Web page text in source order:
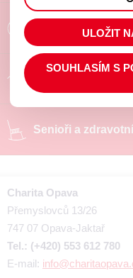
Poradíme a
Chráněné
Senioři a
Charita Opava
Přemyslovců 13/26
747 07 Opava-Jaktař
Tel.: (+420) 553 612 780
E-mail:
prohlížené zboží apod.
ULOŽIT
SOUHLASÍM S